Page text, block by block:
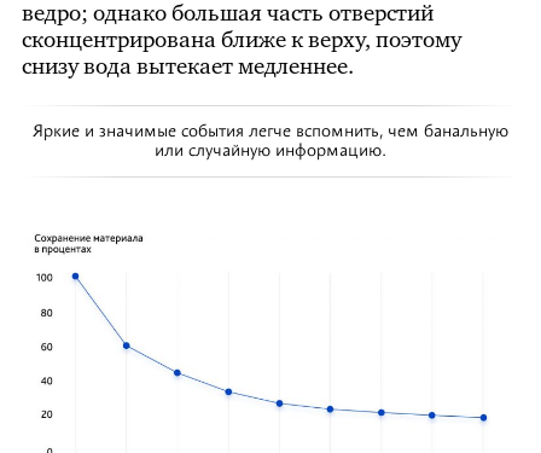
ведро; однако большая часть отверстий
сконцентрирована ближе к верху, поэтому
снизу вода вытекает медленнее.
Яркие и значимые события легче вспомнить, чем банальную
или случайную информацию.